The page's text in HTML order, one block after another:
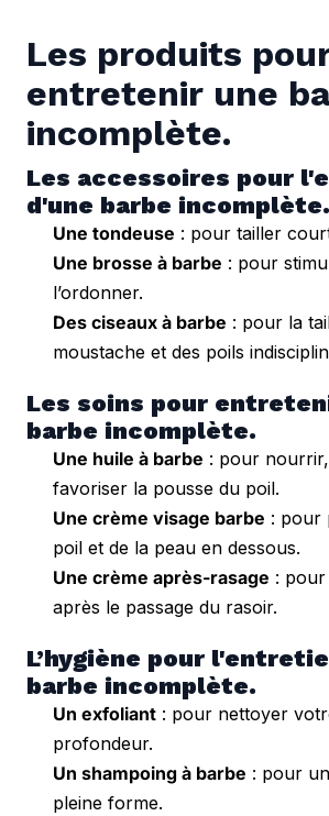
Les produits
entretenir une
incomplète.
Les accessoires pour
d'une barbe incomplète.
Une tondeuse : pour tailler
Une brosse à barbe : pour
l’ordonner.
Des ciseaux à barbe : pour la
moustache et des poils
Les soins pour
barbe incomplète.
Une huile à barbe : pour
favoriser la pousse du poil.
Une crème visage barbe : pour
poil et de la peau en dessous.
Une crème après-rasage : pour
après le passage du rasoir.
L’hygiène pour
barbe incomplète.
Un exfoliant : pour nettoyer
profondeur.
Un shampoing à barbe : pour
pleine forme.